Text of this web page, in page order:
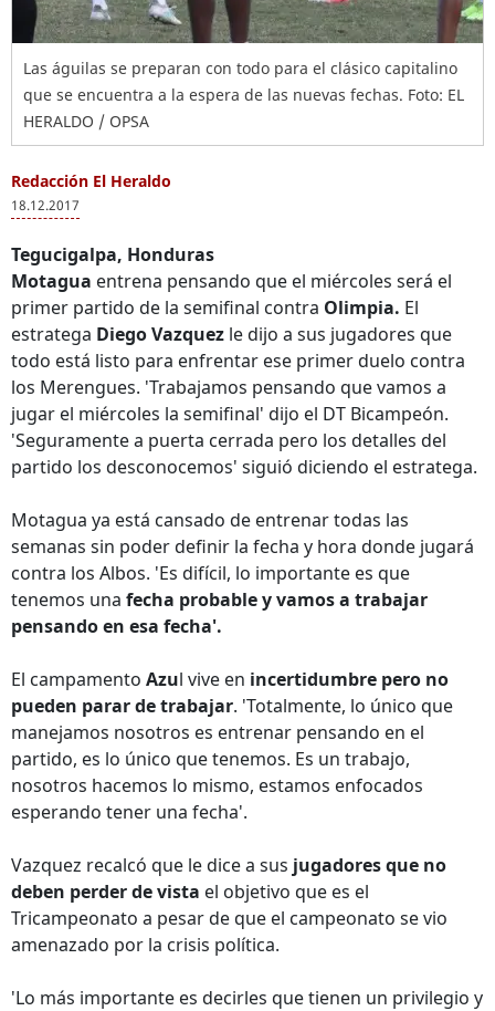
Las águilas se preparan con todo para el clásico capitalino
que se encuentra a la espera de las nuevas fechas. Foto: EL
HERALDO / OPSA
Redacción El Heraldo
18.12.2017
Tegucigalpa, Honduras
Motagua entrena pensando que el miércoles será el
primer partido de la semifinal contra Olimpia. El
estratega Diego Vazquez le dijo a sus jugadores que
todo está listo para enfrentar ese primer duelo contra
los Merengues. 'Trabajamos pensando que vamos a
jugar el miércoles la semifinal' dijo el DT Bicampeón.
'Seguramente a puerta cerrada pero los detalles del
partido los desconocemos' siguió diciendo el estratega.
Motagua ya está cansado de entrenar todas las
semanas sin poder definir la fecha y hora donde jugará
contra los Albos. 'Es difícil, lo importante es que
tenemos una fecha probable y vamos a trabajar
pensando en esa fecha'.
El campamento Azul vive en incertidumbre pero no
pueden parar de trabajar. 'Totalmente, lo único que
manejamos nosotros es entrenar pensando en el
partido, es lo único que tenemos. Es un trabajo,
nosotros hacemos lo mismo, estamos enfocados
esperando tener una fecha'.
Vazquez recalcó que le dice a sus jugadores que no
deben perder de vista el objetivo que es el
Tricampeonato a pesar de que el campeonato se vio
amenazado por la crisis política.
'Lo más importante es decirles que tienen un privilegio y